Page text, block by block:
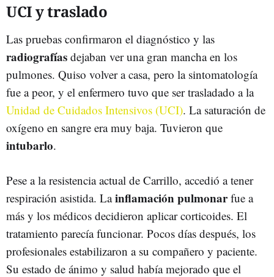
UCI y traslado
Las pruebas confirmaron el diagnóstico y las
radiografías dejaban ver una gran mancha en los
pulmones. Quiso volver a casa, pero la sintomatología
fue a peor, y el enfermero tuvo que ser trasladado a la
Unidad de Cuidados Intensivos (UCI). La saturación de
oxígeno en sangre era muy baja. Tuvieron que
intubarlo.
Pese a la resistencia actual de Carrillo, accedió a tener
respiración asistida. Lainflamación pulmonarfue a
más y los médicos decidieron aplicar corticoides. El
tratamiento parecía funcionar. Pocos días después, los
profesionales estabilizaron a su compañero y paciente.
Su estado de ánimo y salud había mejorado que el